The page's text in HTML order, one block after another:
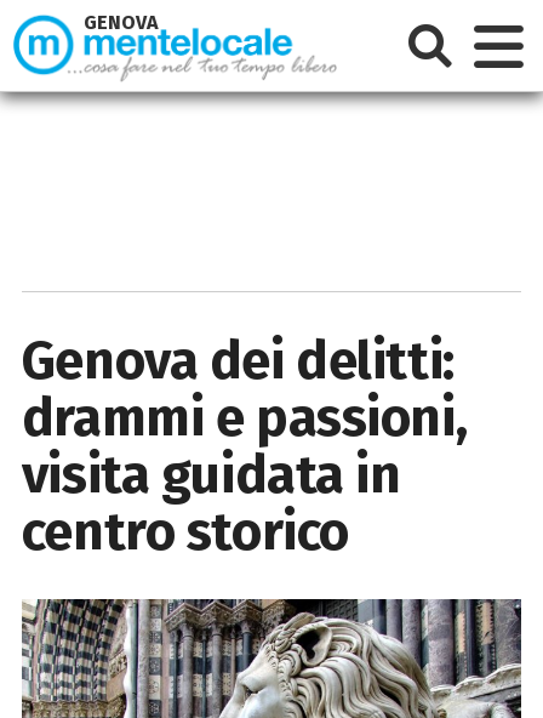
Genova dei delitti:
drammi e passioni,
visita guidata in
centro storico
GENOVA